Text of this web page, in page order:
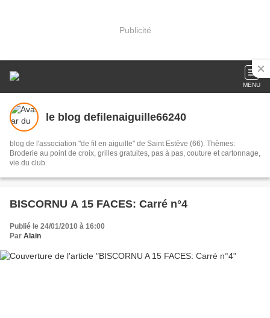
Publicité
MENU
le blog defilenaiguille66240
blog de l'association "de fil en aiguille" de Saint Estève (66). Thèmes:
Broderie au point de croix, grilles gratuites, pas à pas, couture et cartonnage,
vie du club.
BISCORNU A 15 FACES: Carré n°4
Publié le 24/01/2010 à 16:00
Par Alain